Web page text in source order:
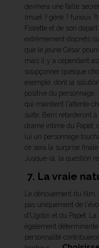
devinera une faille
(muet ? gêné ? furieux
Florette et de son
extrêmement discrets
que le jeune César
mais il y a cependant
soupçonner quelque
exemple, dont la
positive du
qui maintient l'attente
suite, Berri retarderont
drame intime du Papet,
lui un personnage
ce sera la surprise
Jusque-là, la question
7. La vraie
Le dénouement du
pas uniquement de
d'Ugolin et du Papet. La
également
personnalité